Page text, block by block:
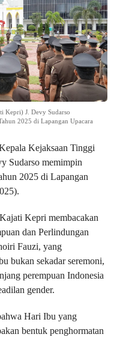
Kepri) J. Devy Sudarso
2025 di Lapangan Upacara
Kejaksaan Tinggi
Sudarso memimpin
2025 di Lapangan
Kepri membacakan
dan Perlindungan
Fauzi, yang
bukan sekadar seremoni,
perempuan Indonesia
gender.
Hari Ibu yang
bentuk penghormatan